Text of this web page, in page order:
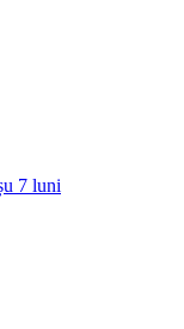
7 luni